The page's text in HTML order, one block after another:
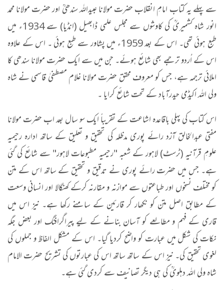
سے پہلے یہ کتاب امامِ انقلاب حضرت مولانا عبیداللہ سندھیؒ اور حضرت مولانا محمد
انور شاہ کشمیریؒ کی کاوشوں سے مجلس علمی ڈابھیل (انڈیا) سے 1934ء میں
طبع ہوئی تھی۔ اس کے بعد 1959ء میں پشاور سے طبع ہوئی ۔ اس کے علاوہ
اس کے اُردو ترجمے بھی شائع ہوئے۔ جن میں سے ایک حضرت مولانا سندھی کا
املائی ترجمہ ہے، جس کو معروف محقق حضرت مولانا غلام مصطفیٰ قاسمی نے شاہ
ولی اللہ اکیڈمی حیدرآباد کے تحت شائع کرایا ۔
اس کتاب کی پہلی باقاعدہ اشاعت کے تقریباً ایک سو سال بعد اب حضرت مولانا
مفتی عبدالخالق آزد رائے پوری مدظلہ کی تحقیق و تعلیق کے ساتھ ادارہ رحیمیہ
علومِ قرآنیہ (ٹرسٹ) لاہور کے شعبہ "رحیمیہ مطبوعات لاہور" سے شائع کی گئی
ہے۔ جس میں حضرت رائے پوری نے تدقیق و تحقیق کے ساتھ اس کے متن
کو مختلف نسخوں اور طباعتوں سے موازنہ و مقارنہ کرکے کھنگالا اور انسانی وسعت
کے مطابق اصل متن کو نکھار کر قارئین کے سامنے رکھا ہے۔ نیز اس میں
قاری کے فہم و مطالعے کو آسان بنانے کے لیے پیراگرافنگ اور بعض جگہ
نکات کی شکل میں عبارت کو واضح کردیا گیا۔ اس کے مشکل الفاظ و جملوں کی
لغوی تحقیق کی۔ نیز اس کے ساتھ ساتھ اس کی عبارتوں کی تشریح حضرت الامام
شاہ ولی اللہ دہلویؒ کی ہی دیگر تصانیف سے کردی گئی ہے۔